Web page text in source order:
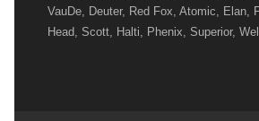
VauDe, Deuter, Red Fox, Atomic, Elan,
Head, Scott, Halti, Phenix, Superior,